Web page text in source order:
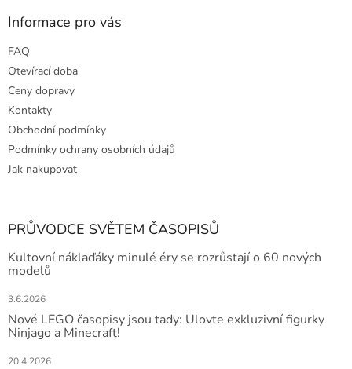
Informace pro vás
FAQ
Otevírací doba
Ceny dopravy
Kontakty
Obchodní podmínky
Podmínky ochrany osobních údajů
Jak nakupovat
PRŮVODCE SVĚTEM ČASOPISŮ
Kultovní náklaďáky minulé éry se rozrůstají o 60 nových
modelů
3.6.2026
Nové LEGO časopisy jsou tady: Ulovte exkluzivní figurky
Ninjago a Minecraft!
20.4.2026